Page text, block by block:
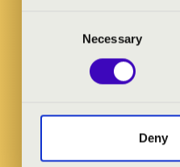
Necessary
Deny